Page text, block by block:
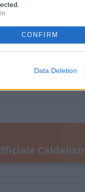
CONFIRM
Data Deletion
luminosità e
di tempo.
la sua
pelle. Se stai
essere la
Caldelixir